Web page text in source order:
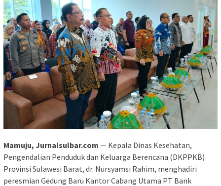
Mamuju, Jurnalsulbar.com — Kepala Dinas Kesehatan,
Pengendalian Penduduk dan Keluarga Berencana (DKPPKB)
Provinsi Sulawesi Barat, dr. Nursyamsi Rahim, menghadiri
peresmian Gedung Baru Kantor Cabang Utama PT Bank